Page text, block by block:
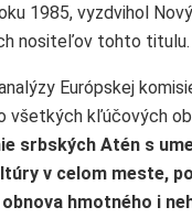
1985, vyzdvihol
nositeľov tohto titulu.
Európskej
všetkých kľúčových
srbských Atén s
v celom meste,
hmotného i